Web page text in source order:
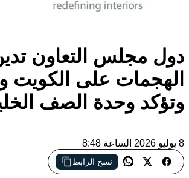
دول مجلس التعاون
الهجمات على الكويت
وتؤكد وحدة الصف
8 يوليو 2026 الساعة 8:48
نسخ الرابط
أكدت دول الخليج تضامنها الكامل مع الكويت